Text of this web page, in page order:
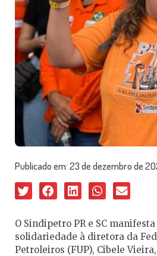
Publicado em:23 de dezembro de
O Sindipetro PR e SC
solidariedade à diretora da
Petroleiros (FUP), Cibele